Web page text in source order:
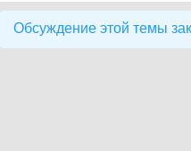
Обсуждение этой темы